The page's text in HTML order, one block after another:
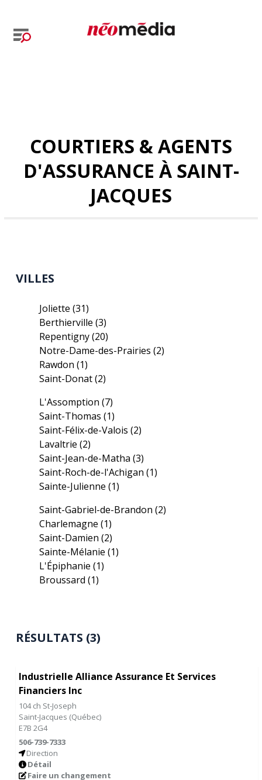
COURTIERS & AGENTS
D'ASSURANCE À SAINT-
JACQUES
VILLES
Joliette(31)
Berthierville(3)
Repentigny(20)
Notre-Dame-des-Prairies(2)
Rawdon(1)
Saint-Donat(2)
L'Assomption(7)
Saint-Thomas(1)
Saint-Félix-de-Valois(2)
Lavaltrie(2)
Saint-Jean-de-Matha(3)
Saint-Roch-de-l'Achigan(1)
Sainte-Julienne(1)
Saint-Gabriel-de-Brandon(2)
Charlemagne(1)
Saint-Damien(2)
Sainte-Mélanie(1)
L'Épiphanie(1)
Broussard(1)
RÉSULTATS (3)
Industrielle Alliance Assurance Et Services
Financiers Inc
104 ch St-Joseph
Saint-Jacques (Québec)
E7B 2G4
506-739-7333
Direction
Détail
Faire un changement